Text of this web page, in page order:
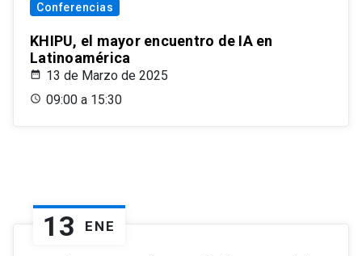
Conferencias
KHIPU, el mayor encuentro de IA en
Latinoamérica
13 de Marzo de 2025
09:00 a 15:30
13 ENE